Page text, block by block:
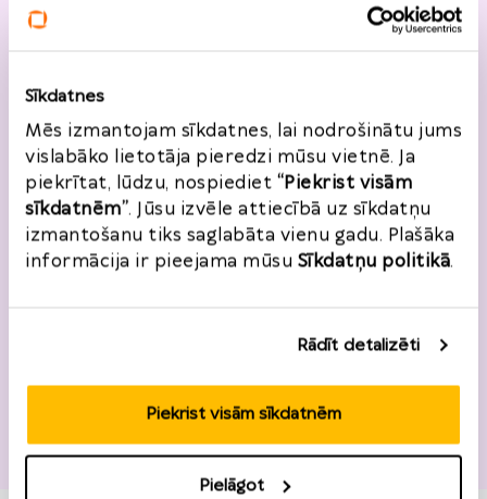
Sīkdatnes
Mēs izmantojam sīkdatnes, lai nodrošinātu jums
vislabāko lietotāja pieredzi mūsu vietnē. Ja
piekrītat, lūdzu, nospiediet “Piekrist visām
sīkdatnēm”. Jūsu izvēle attiecībā uz sīkdatņu
izmantošanu tiks saglabāta vienu gadu. Plašāka
informācija ir pieejama mūsu Sīkdatņu politikā.
Rādīt detalizēti
Piekrist visām sīkdatnēm
Pielāgot
Pilsēta
Pasūtījuma datums*
2026
P O T C Pk. S Sv.
28 29 30
Preces*